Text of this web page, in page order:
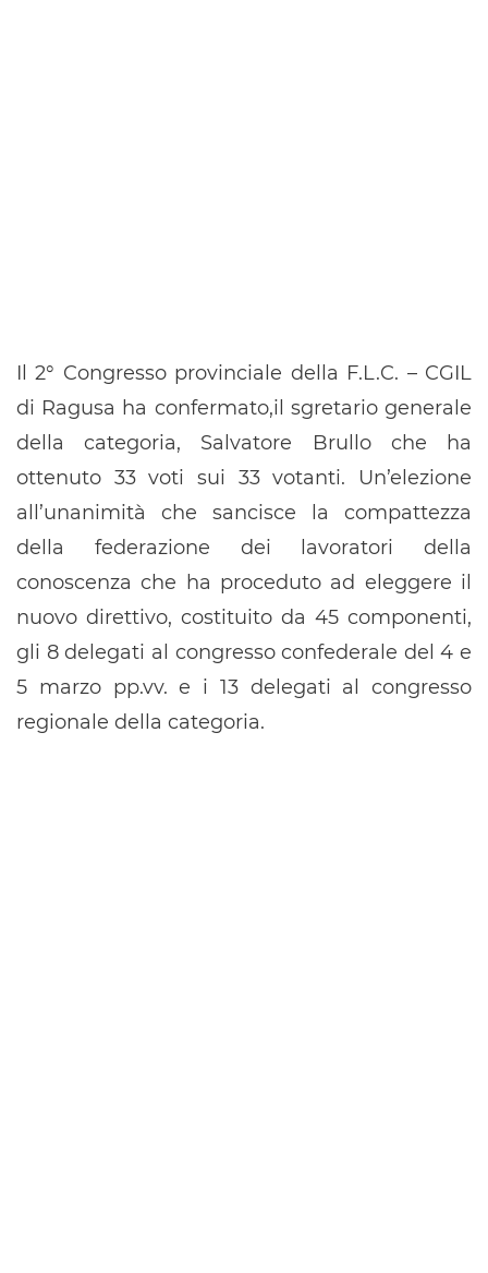
Il 2° Congresso provinciale della F.L.C. – CGIL
di Ragusa ha confermato,il sgretario generale
della categoria, Salvatore Brullo che ha
ottenuto 33 voti sui 33 votanti. Un’elezione
all’unanimità che sancisce la compattezza
della federazione dei lavoratori della
conoscenza che ha proceduto ad eleggere il
nuovo direttivo, costituito da 45 componenti,
gli 8 delegati al congresso confederale del 4 e
5 marzo pp.vv. e i 13 delegati al congresso
regionale della categoria.